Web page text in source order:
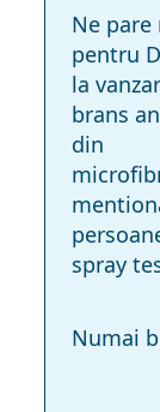
Ne pare
pentru
la
brans
din
spray
Numai